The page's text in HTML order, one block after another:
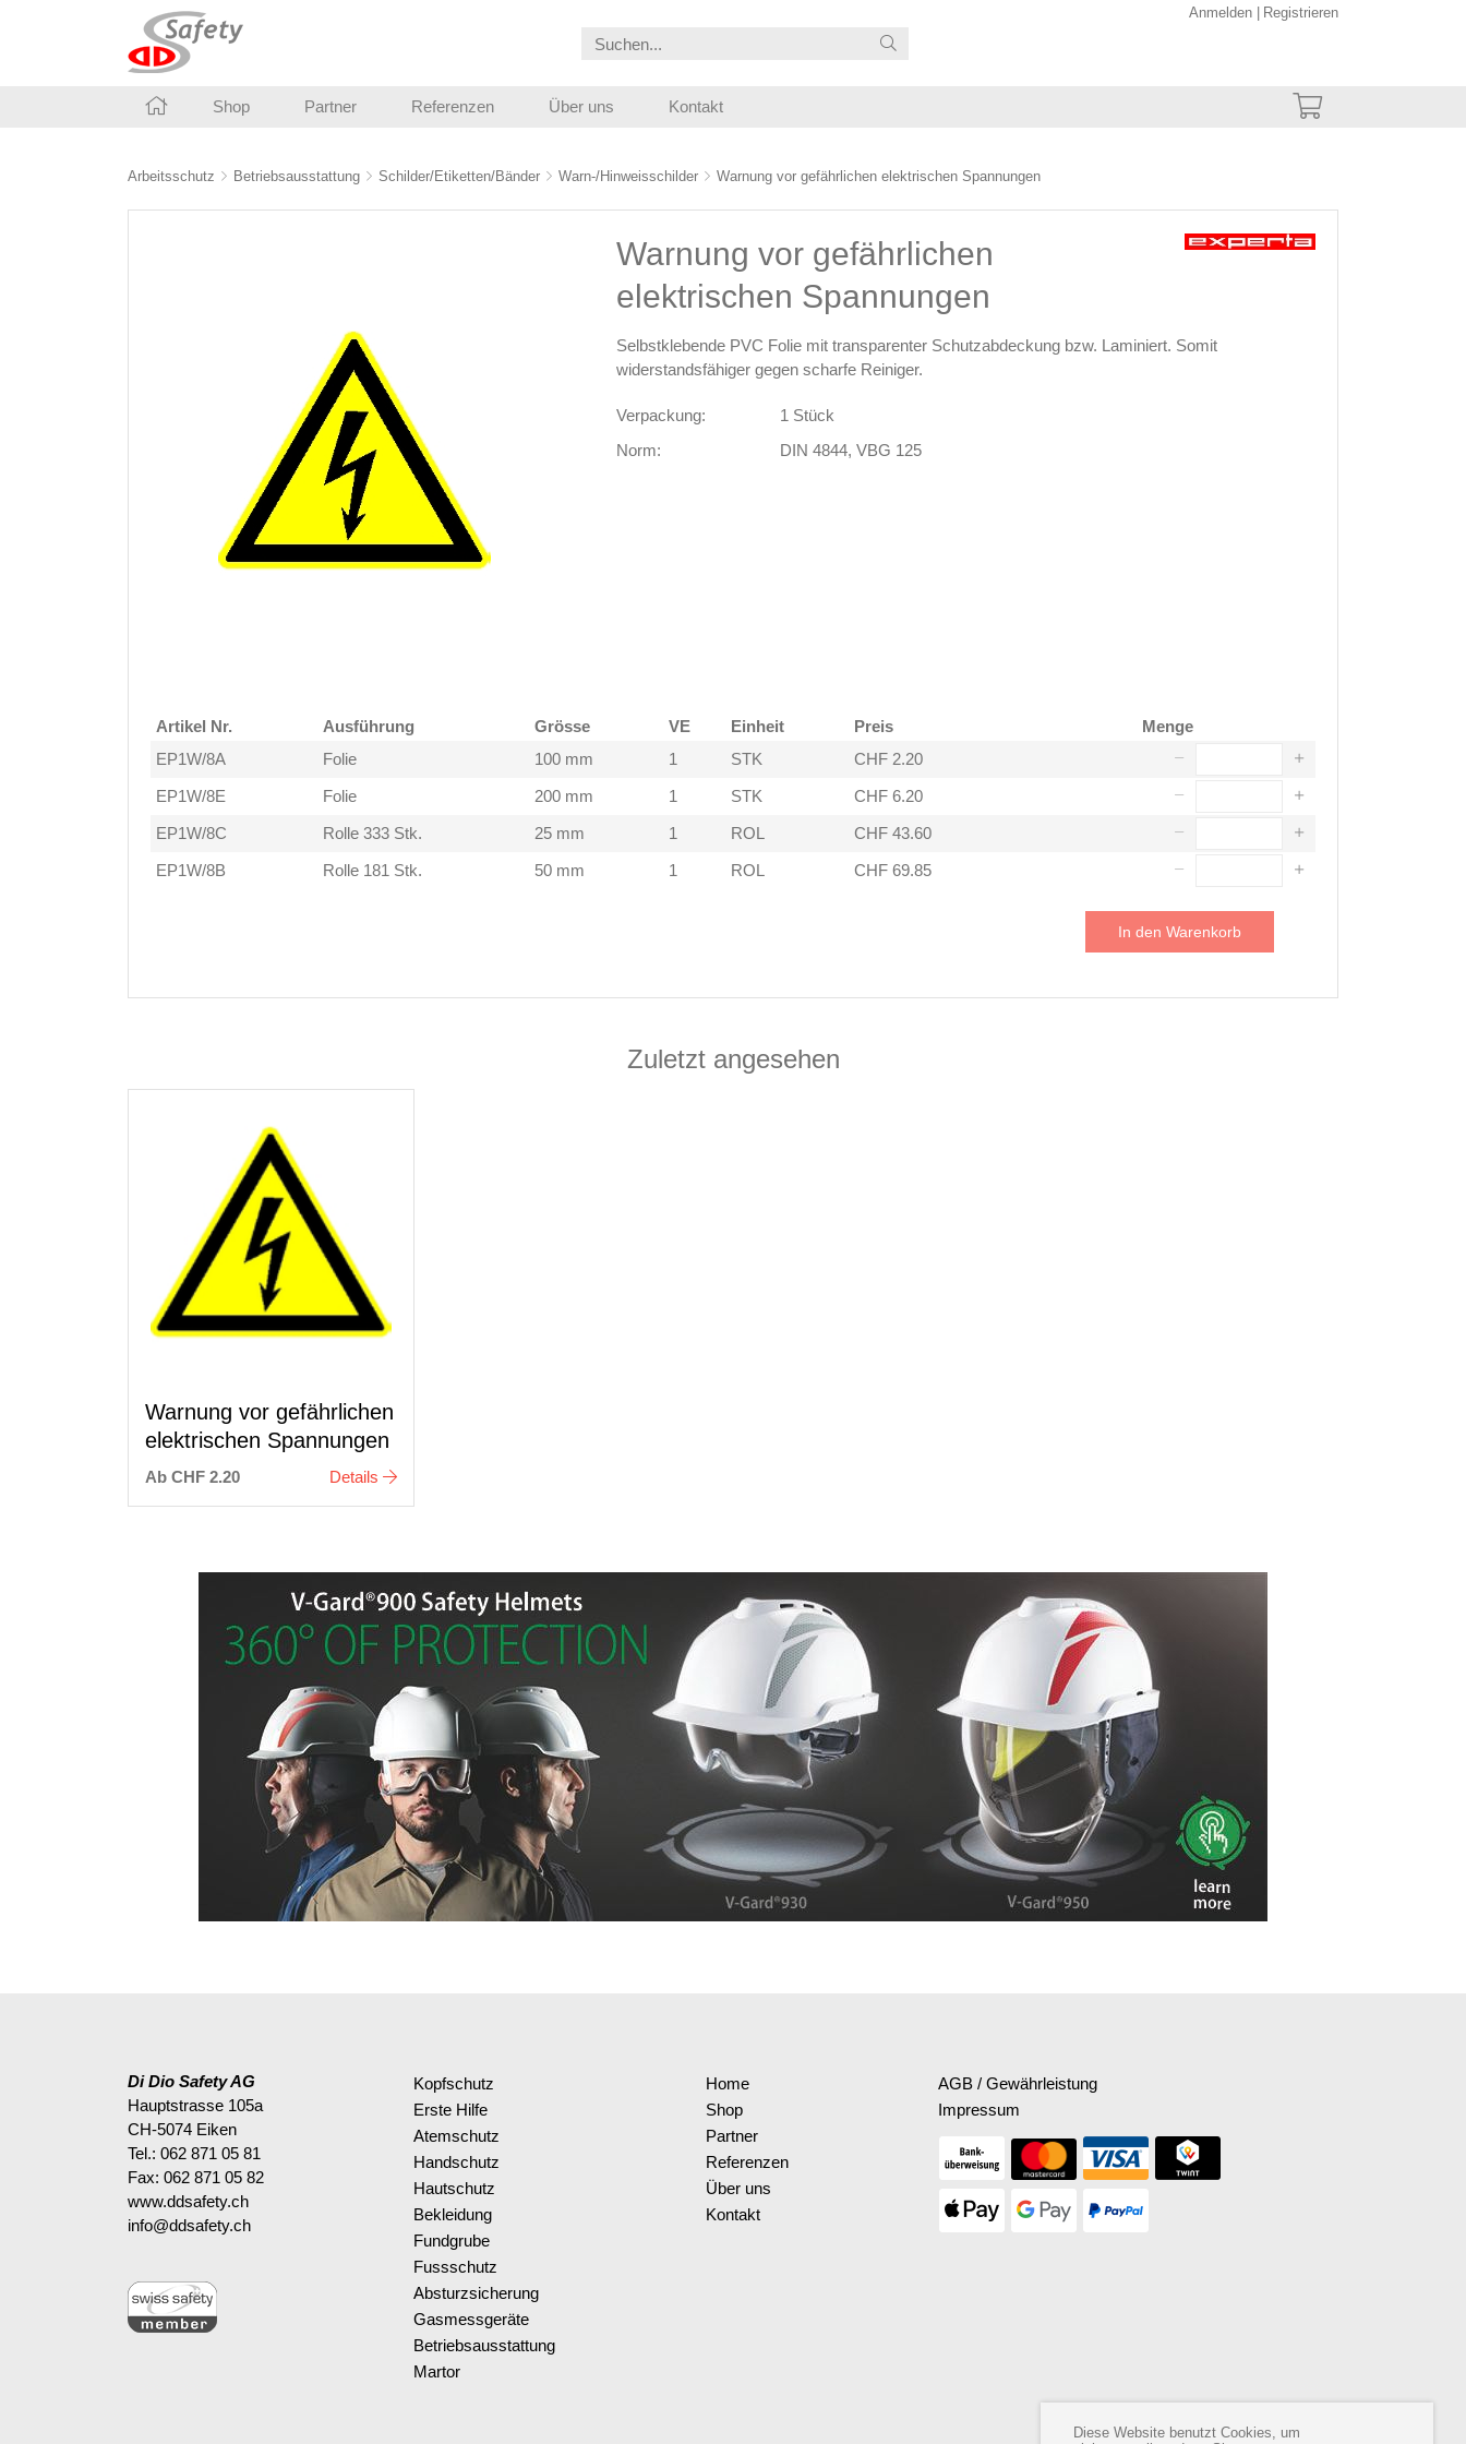
Diese Website benutzt Cookies, um
Anmelden Registrieren
Shop Partner Referenzen Über uns Kontakt
Arbeitsschutz Betriebsausstattung Schilder/Etiketten/Bänder Warn-/Hinweisschilder Warnung vor gefährlichen elektrischen Spannungen
Warnung vor gefährlichen
elektrischen Spannungen
Selbstklebende PVC Folie mit transparenter Schutzabdeckung bzw. Laminiert. Somit
widerstandsfähiger gegen scharfe Reiniger.
Verpackung:
1 Stück
Norm:
DIN 4844, VBG 125
Artikel Nr. Ausführung Grösse VE Einheit Preis
Menge
EP1W/8A
Folie 100 mm 1 STK
CHF 2.20
EP1W/8E
Folie 200 mm 1 STK
CHF 6.20
EP1W/8C
Rolle 333 Stk. 25 mm 1 ROL
CHF 43.60
EP1W/8B
Rolle 181 Stk. 50 mm 1 ROL CHF 69.85
In den Warenkorb
Zuletzt angesehen
Warnung vor gefährlichen
elektrischen Spannungen
Ab CHF 2.20 Details
Di Dio Safety AG
Hauptstrasse 105a
CH-5074 Eiken
Tel.: 062 871 05 81
Fax: 062 871 05 82
www.ddsafety.ch
info@ddsafety.ch
Kopfschutz
Erste Hilfe
Atemschutz
Handschutz
Hautschutz
Bekleidung
Fundgrube
Fussschutz
Absturzsicherung
Gasmessgeräte
Betriebsausstattung
Martor
Home
Shop
Partner
Referenzen
Über uns
Kontakt
AGB / Gewährleistung
Impressum